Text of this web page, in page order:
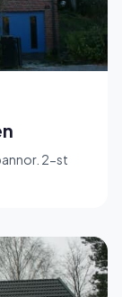
2-st